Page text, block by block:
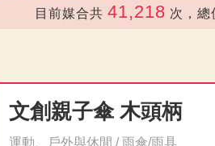
目前媒合共 41,218 次，總價值約
文創親子傘 木頭柄
運動、戶外與休閒 / 雨傘/雨具